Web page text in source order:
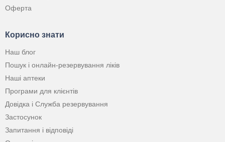
Оферта
Корисно знати
Наш блог
Пошук і онлайн-резервування ліків
Наші аптеки
Програми для клієнтів
Довідка і Служба резервування
Застосунок
Запитання і відповіді